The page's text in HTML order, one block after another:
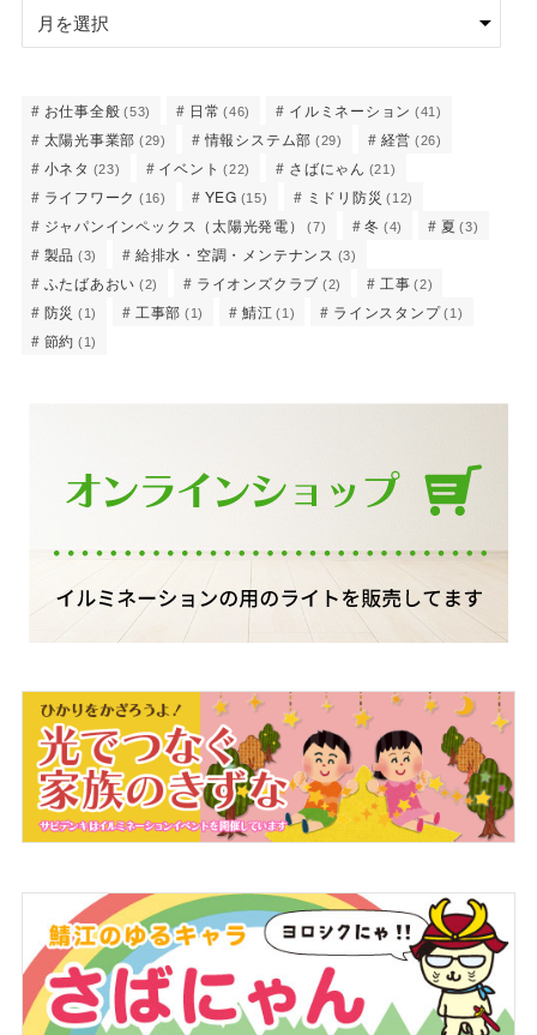
お仕事全般 (53) 日常 (46) イルミネーション (41)
太陽光事業部 (29) 情報システム部 (29) 経営 (26)
小ネタ (23) イベント (22) さばにゃん (21)
ライフワーク (16) YEG (15) ミドリ防災 (12)
ジャパンインペックス（太陽光発電） (7) 冬 (4) 夏 (3)
製品 (3) 給排水・空調・メンテナンス (3)
ふたばあおい (2) ライオンズクラブ (2) 工事 (2)
防災 (1) 工事部 (1) 鯖江 (1) ラインスタンプ (1)
節約 (1)